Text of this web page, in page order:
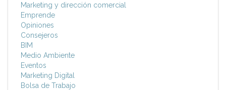
Marketing y dirección comercial
Emprende
Opiniones
Consejeros
BIM
Medio Ambiente
Eventos
Marketing Digital
Bolsa de Trabajo